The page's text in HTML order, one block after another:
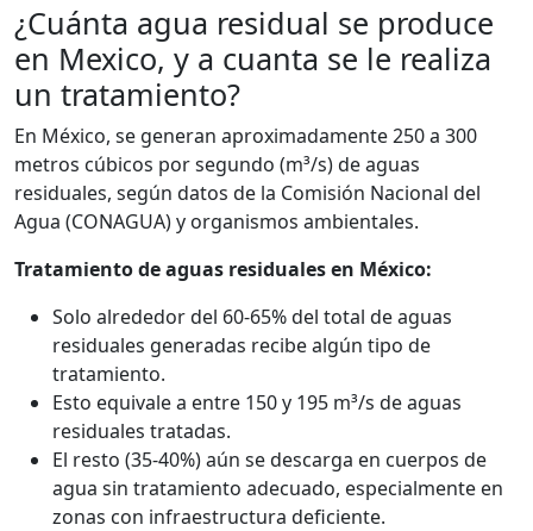
¿Cuánta agua residual se produce
en Mexico, y a cuanta se le realiza
un tratamiento?
En México, se generan aproximadamente 250 a 300
metros cúbicos por segundo (m³/s) de aguas
residuales, según datos de la Comisión Nacional del
Agua (CONAGUA) y organismos ambientales.
Tratamiento de aguas residuales en México:
Solo alrededor del 60-65% del total de aguas
residuales generadas recibe algún tipo de
tratamiento.
Esto equivale a entre 150 y 195 m³/s de aguas
residuales tratadas.
El resto (35-40%) aún se descarga en cuerpos de
agua sin tratamiento adecuado, especialmente en
zonas con infraestructura deficiente.